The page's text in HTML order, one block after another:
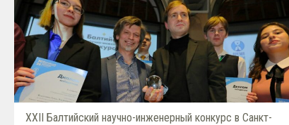
XXII Балтийский научно-инженерный конкурс в Санкт-